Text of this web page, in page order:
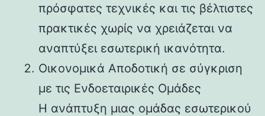
πρόσφατες τεχνικές και τις βέλτιστες
πρακτικές χωρίς να χρειάζεται να
αναπτύξει εσωτερική ικανότητα.
Οικονομικά Αποδοτική σε σύγκριση
με τις Ενδοεταιρικές Ομάδες
Η ανάπτυξη μιας ομάδας εσωτερικού